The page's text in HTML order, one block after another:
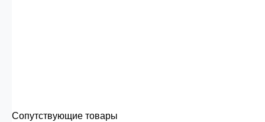
Сопутствующие товары